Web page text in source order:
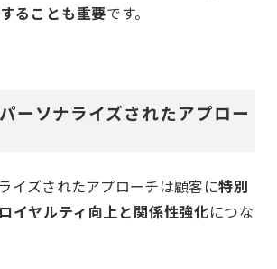
ることも重要です。
ーソナライズされたアプロー
イズされたアプローチは顧客に特別
ロイヤルティ向上と関係性強化につな